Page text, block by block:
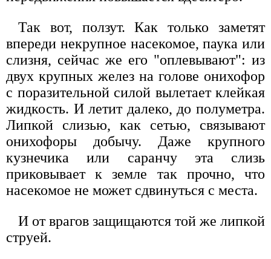
Так вот, ползут. Как только заметят
впереди некрупное насекомое, паука или
слизня, сейчас же его "оплевывают": из
двух крупных желез на голове онихофор
с поразительной силой вылетает клейкая
жидкость. И летит далеко, до полуметра.
Липкой слизью, как сетью, связывают
онихофоры добычу. Даже крупного
кузнечика или саранчу эта слизь
приковывает к земле так прочно, что
насекомое не может сдвинуться с места.
И от врагов защищаются той же липкой
струей.